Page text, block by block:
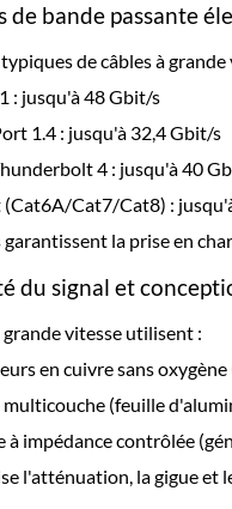
de bande passante
de câbles à
: jusqu'à 48 Gbit/s
1.4 : jusqu'à 32,4 Gbit/s
4 : jusqu'à 40
Cat7/Cat8) :
garantissent la prise en
du signal et
grande vitesse utilisent :
en cuivre sans oxygène
multicouche (feuille
à impédance contrôlée
l'atténuation, la gigue et